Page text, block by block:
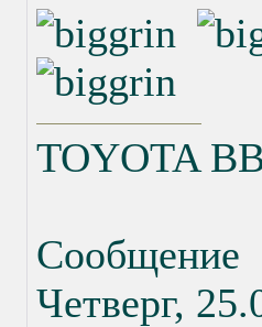
TOYOTA
Сообщение
Четверг,